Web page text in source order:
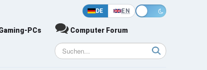
DE EN
PCs Computer Forum